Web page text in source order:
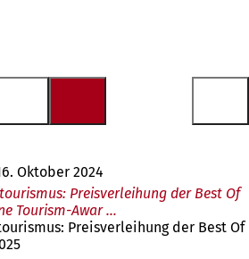
Oktober 2024
Preisverleihung der Best Of
Tourism-Awar …
Preisverleihung der Best Of